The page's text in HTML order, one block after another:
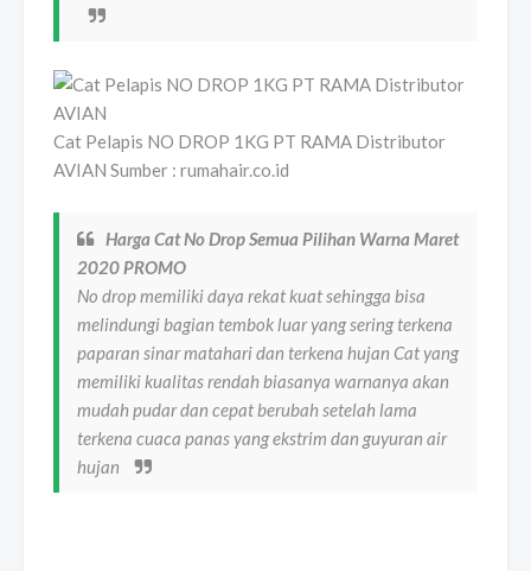
Cat Pelapis NO DROP 1KG PT RAMA Distributor
AVIAN Sumber : rumahair.co.id
Harga Cat No Drop Semua Pilihan Warna Maret
2020 PROMO
No drop memiliki daya rekat kuat sehingga bisa
melindungi bagian tembok luar yang sering terkena
paparan sinar matahari dan terkena hujan Cat yang
memiliki kualitas rendah biasanya warnanya akan
mudah pudar dan cepat berubah setelah lama
terkena cuaca panas yang ekstrim dan guyuran air
hujan